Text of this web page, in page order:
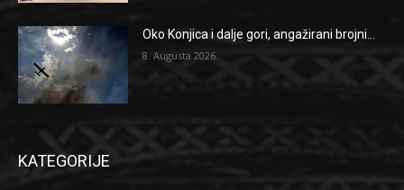
Oko Konjica i dalje gori, angažirani brojni...
8. Augusta 2026.
KATEGORIJE